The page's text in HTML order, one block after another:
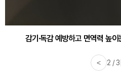
감기·독감 예방하고 면역력 높
< 3 / 3